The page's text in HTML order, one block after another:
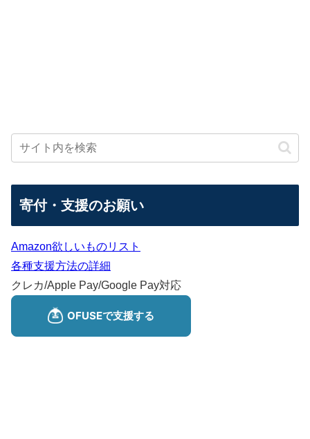
寄付・支援のお願い
Amazon欲しいものリスト
各種支援方法の詳細
クレカ/Apple Pay/Google Pay対応